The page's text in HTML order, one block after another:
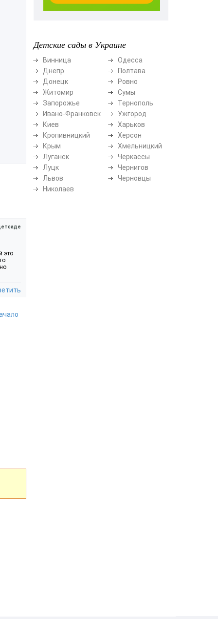
это
Детские сады в Украине
Винница
Днепр
Донецк
Житомир
Запорожье
Ивано-Франковск
Киев
Кропивницкий
Крым
Луганск
Луцк
Львов
Николаев
Одесса
Полтава
Ровно
Сумы
Тернополь
Ужгород
Харьков
Херсон
Хмельницкий
Черкассы
Чернигов
Черновцы